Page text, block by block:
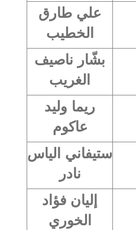
علي طارق
الخطيب
بشّار ناصيف
الغريب
ريما وليد
عاكوم
ستيفاني الياس
نادر
إليان فؤاد
الخوري